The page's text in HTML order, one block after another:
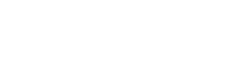
ne faut pas les manquer. Vous ne pouvez pas passer